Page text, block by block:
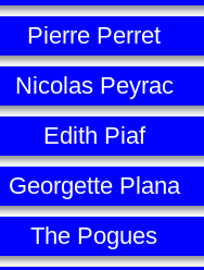
Pierre Perret
Nicolas Peyrac
Edith Piaf
Georgette Plana
The Pogues